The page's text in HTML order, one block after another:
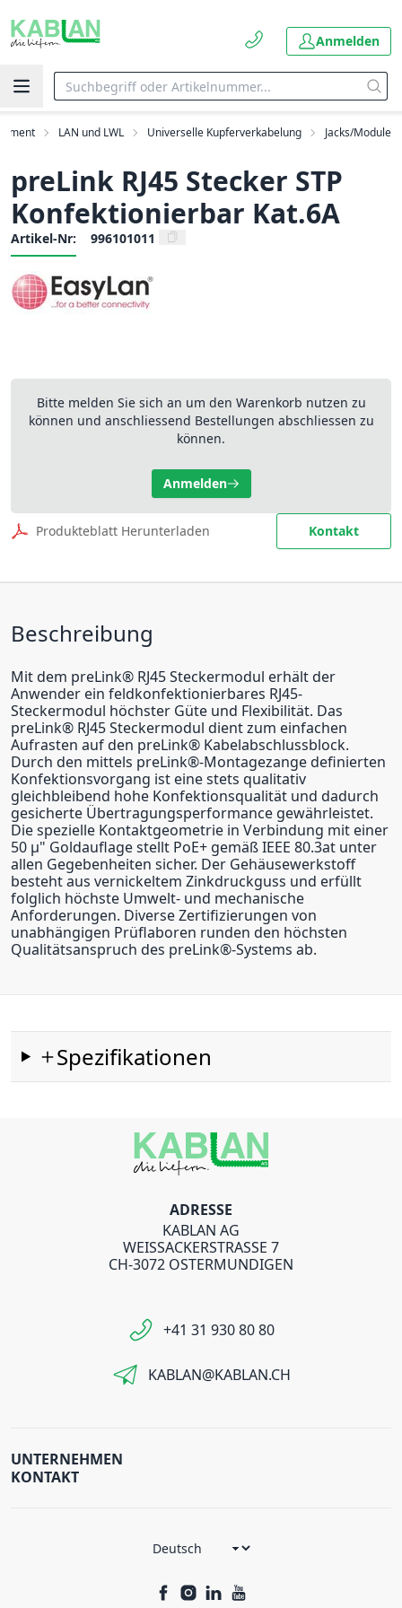
Anmelden
LAN und LWL Universelle Kupferverkabelung Jacks/Module
preLink RJ45 Stecker STP
Konfektionierbar Kat.6A
Artikel-Nr: 996101011
Bitte melden Sie sich an um den Warenkorb nutzen zu
können und anschliessend Bestellungen abschliessen zu
können.
Anmelden
Produkteblatt Herunterladen Kontakt
Beschreibung
Mit dem preLink® RJ45 Steckermodul erhält der
Anwender ein feldkonfektionierbares RJ45-
Steckermodul höchster Güte und Flexibilität. Das
preLink® RJ45 Steckermodul dient zum einfachen
Aufrasten auf den preLink® Kabelabschlussblock.
Durch den mittels preLink®-Montagezange definierten
Konfektionsvorgang ist eine stets qualitativ
gleichbleibend hohe Konfektionsqualität und dadurch
gesicherte Übertragungsperformance gewährleistet.
Die spezielle Kontaktgeometrie in Verbindung mit einer
50 μ" Goldauflage stellt PoE+ gemäß IEEE 80.3at unter
allen Gegebenheiten sicher. Der Gehäusewerkstoff
besteht aus vernickeltem Zinkdruckguss und erfüllt
folglich höchste Umwelt- und mechanische
Anforderungen. Diverse Zertifizierungen von
unabhängigen Prüflaboren runden den höchsten
Qualitätsanspruch des preLink®-Systems ab.
Spezifikationen
ADRESSE
KABLAN AG
WEISSACKERSTRASSE 7
CH-3072 OSTERMUNDIGEN
+41 31 930 80 80
KABLAN@KABLAN.CH
UNTERNEHMEN
KONTAKT